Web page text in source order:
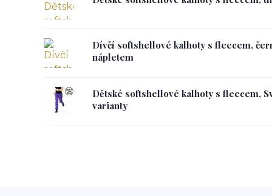
Dívčí softshellové kalhoty s fleecem,
nápletem
Dětské softshellové kalhoty s fleecem,
varianty